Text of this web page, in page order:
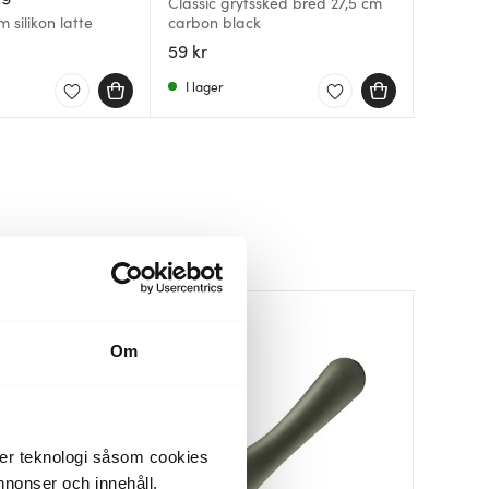
Om
teknologi såsom cookies
och innehåll,
silikon latte
carbon black
59 kr
I lager